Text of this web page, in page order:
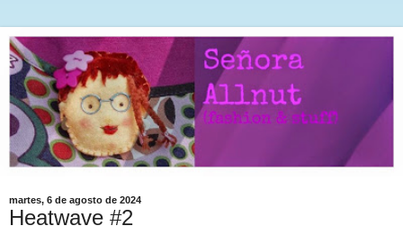
martes, 6 de agosto de 2024
Heatwave #2